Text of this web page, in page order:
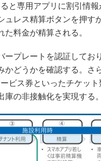
と専用アプリに割引情
レス精算ボタンを押す
料金が精算される。
プレートを認証してお
かどうかを確認する。さ
ビス券といったチケット
の非接触化を実現する。